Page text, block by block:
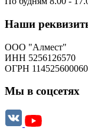
Наши
ООО "Алмест"
ИНН 5256126570
ОГРН
Мы в соцсетях